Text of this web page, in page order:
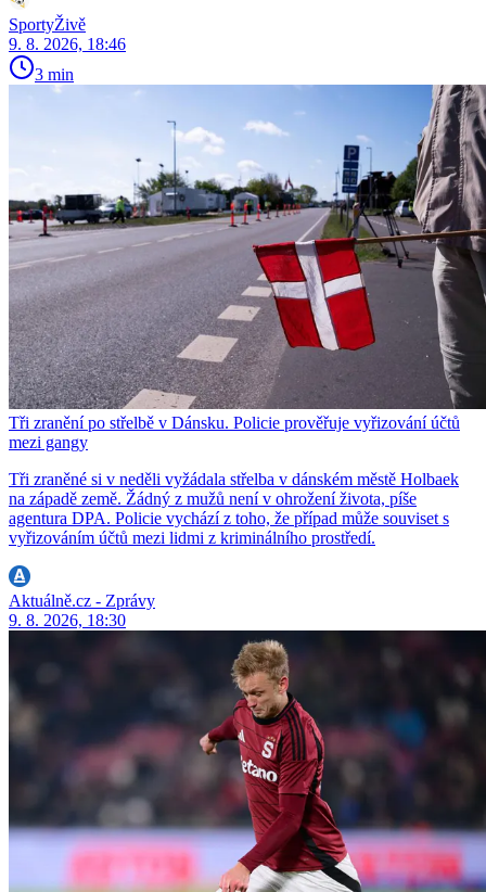
SportyŽivě
9. 8. 2026, 18:46
3 min
Tři zranění po střelbě v Dánsku. Policie prověřuje vyřizování účtů
mezi gangy
Tři zraněné si v neděli vyžádala střelba v dánském městě Holbaek
na západě země. Žádný z mužů není v ohrožení života, píše
agentura DPA. Policie vychází z toho, že případ může souviset s
vyřizováním účtů mezi lidmi z kriminálního prostředí.
Aktuálně.cz - Zprávy
9. 8. 2026, 18:30